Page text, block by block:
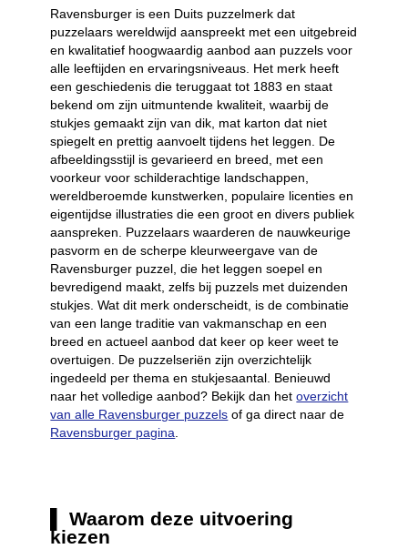
Ravensburger is een Duits puzzelmerk dat
puzzelaars wereldwijd aanspreekt met een uitgebreid
en kwalitatief hoogwaardig aanbod aan puzzels voor
alle leeftijden en ervaringsniveaus. Het merk heeft
een geschiedenis die teruggaat tot 1883 en staat
bekend om zijn uitmuntende kwaliteit, waarbij de
stukjes gemaakt zijn van dik, mat karton dat niet
spiegelt en prettig aanvoelt tijdens het leggen. De
afbeeldingsstijl is gevarieerd en breed, met een
voorkeur voor schilderachtige landschappen,
wereldberoemde kunstwerken, populaire licenties en
eigentijdse illustraties die een groot en divers publiek
aanspreken. Puzzelaars waarderen de nauwkeurige
pasvorm en de scherpe kleurweergave van de
Ravensburger puzzel, die het leggen soepel en
bevredigend maakt, zelfs bij puzzels met duizenden
stukjes. Wat dit merk onderscheidt, is de combinatie
van een lange traditie van vakmanschap en een
breed en actueel aanbod dat keer op keer weet te
overtuigen. De puzzelseriën zijn overzichtelijk
ingedeeld per thema en stukjesaantal. Benieuwd
naar het volledige aanbod? Bekijk dan hetoverzicht
van alle Ravensburger puzzels of ga direct naar de
Ravensburger pagina
Waarom deze uitvoering
kiezen